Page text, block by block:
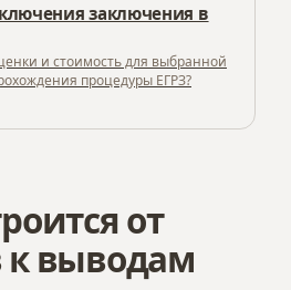
заключения в
и стоимость для выбранной
процедуры ЕГРЗ?
от
к выводам